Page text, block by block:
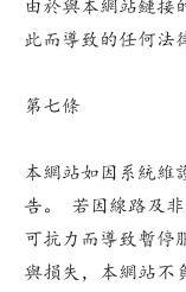
由於與本網站鏈接
此而導致的任何法
第七條
本網站如因系統維
告。 若因線路及
可抗力而導致暫停
與損失，本網站不